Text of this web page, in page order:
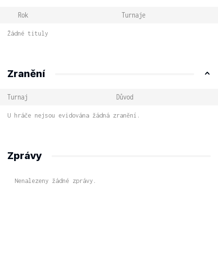
Rok Turnaje
Žádné tituly
Zranění
Turnaj Důvod
U hráče nejsou evidována žádná zranění.
Zprávy
Nenalezeny žádné zprávy.